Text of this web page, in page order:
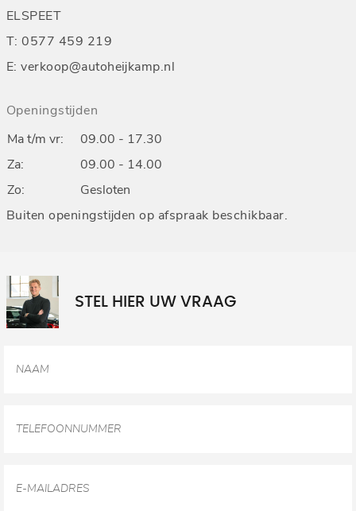
ELSPEET
T: 0577 459 219
E: verkoop@autoheijkamp.nl
Openingstijden
Ma t/m vr:
09.00 - 17.30
Za:
09.00 - 14.00
Zo:
Gesloten
Buiten openingstijden op afspraak beschikbaar.
STEL HIER UW VRAAG